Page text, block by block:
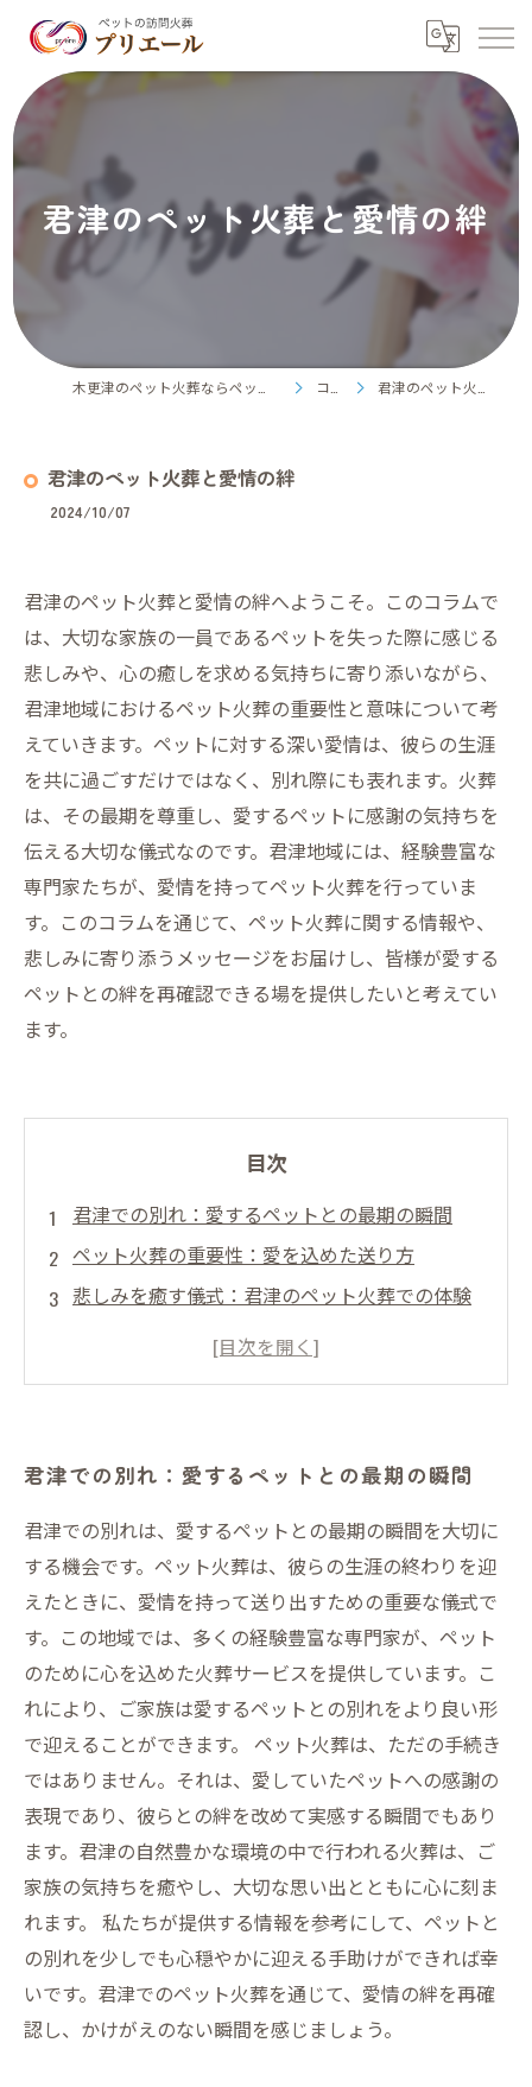
君津のペット火葬と愛情の絆
コラム 君津のペット火葬と愛情の絆
君津のペット火葬と愛情の絆
2024/10/07
君津のペット火葬と愛情の絆へようこそ。このコラムで
は、大切な家族の一員であるペットを失った際に感じる
悲しみや、心の癒しを求める気持ちに寄り添いながら、
君津地域におけるペット火葬の重要性と意味について考
えていきます。ペットに対する深い愛情は、彼らの生涯
を共に過ごすだけではなく、別れ際にも表れます。火葬
は、その最期を尊重し、愛するペットに感謝の気持ちを
伝える大切な儀式なのです。君津地域には、経験豊富な
専門家たちが、愛情を持ってペット火葬を行っていま
す。このコラムを通じて、ペット火葬に関する情報や、
悲しみに寄り添うメッセージをお届けし、皆様が愛する
ペットとの絆を再確認できる場を提供したいと考えてい
ます。
目次
君津での別れ：愛するペットとの最期の瞬間
ペット火葬の重要性：愛を込めた送り方
悲しみを癒す儀式：君津のペット火葬での体験
君津の専門家が語る：ペット火葬の心に残るメ
と癒し
君津でのペット火葬：愛と感謝を込めた最後の
儀式
君津での別れ：愛するペットとの最期の瞬間
君津での別れは、愛するペットとの最期の瞬間を大切に
する機会です。ペット火葬は、彼らの生涯の終わりを迎
えたときに、愛情を持って送り出すための重要な儀式で
す。この地域では、多くの経験豊富な専門家が、ペット
のために心を込めた火葬サービスを提供しています。こ
れにより、ご家族は愛するペットとの別れをより良い形
で迎えることができます。 ペット火葬は、ただの手続き
ではありません。それは、愛していたペットへの感謝の
表現であり、彼らとの絆を改めて実感する瞬間でもあり
ます。君津の自然豊かな環境の中で行われる火葬は、ご
家族の気持ちを癒やし、大切な思い出とともに心に刻ま
れます。 私たちが提供する情報を参考にして、ペットと
の別れを少しでも心穏やかに迎える手助けができれば幸
いです。君津でのペット火葬を通じて、愛情の絆を再確
認し、かけがえのない瞬間を感じましょう。